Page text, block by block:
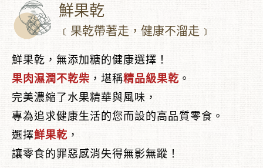
鮮果乾
﹝果乾帶著走，健康不溜走﹞
鮮果乾，無添加糖的健康選擇！
果肉濕潤不乾柴 ，堪稱精品級果乾 。
完美濃縮了水果精華與風味，
專為追求健康生活的您而設的高品質零食。
選擇鮮果乾 ，
讓零食的罪惡感消失得無影無蹤！